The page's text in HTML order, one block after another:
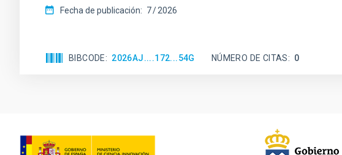
Fecha de publicación: 7 2026
BIBCODE 2026AJ....172...54G NÚMERO DE CITAS 0